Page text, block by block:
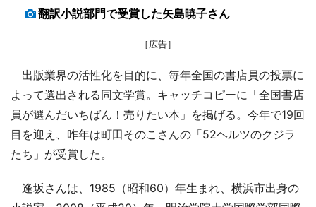
翻訳小説部門で受賞した矢島暁子さん
［広告］
出版業界の活性化を目的に、毎年全国の書店員の投票に
よって選出される同文学賞。キャッチコピーに「全国書店
員が選んだいちばん！売りたい本」を掲げる。今年で19回
目を迎え、昨年は町田そのこさんの「52ヘルツのクジラ
たち」が受賞した。
逢坂さんは、1985（昭和60）年生まれ、横浜市出身の